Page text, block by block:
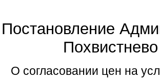
Постановление
О согласовании цен на